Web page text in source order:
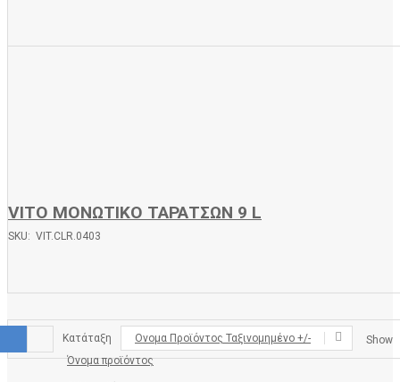
VITO ΜΟΝΩΤΙΚΟ ΤΑΡΑΤΣΩΝ 9 L
SKU: VIT.CLR.0403
Κατάταξη
Ονομα Προϊόντος Ταξινομημένο +/-
Όνομα προϊόντος
Show